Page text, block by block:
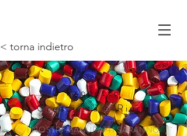
< torna indietro
Progetto
Creatività e Riuso
I NOSTRI MANUFATTI SARANNO